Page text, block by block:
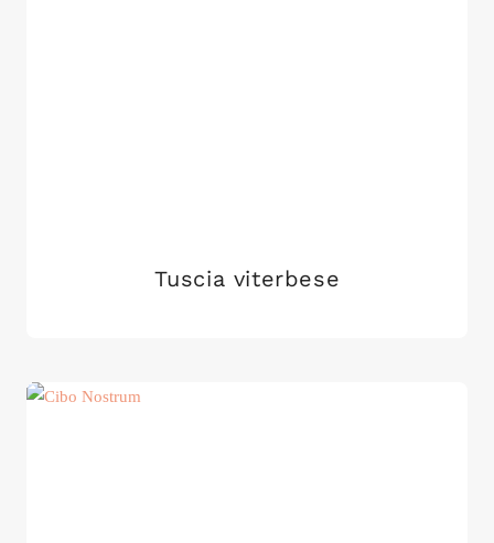
Tuscia viterbese